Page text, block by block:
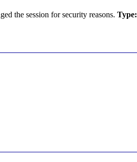
the session for security reasons. Type: